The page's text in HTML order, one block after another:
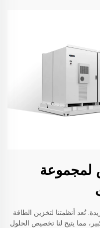
لمجموعة
تُعد أنظمتنا لتخزين الطاقة
مما يتيح لنا تخصيص الحلول